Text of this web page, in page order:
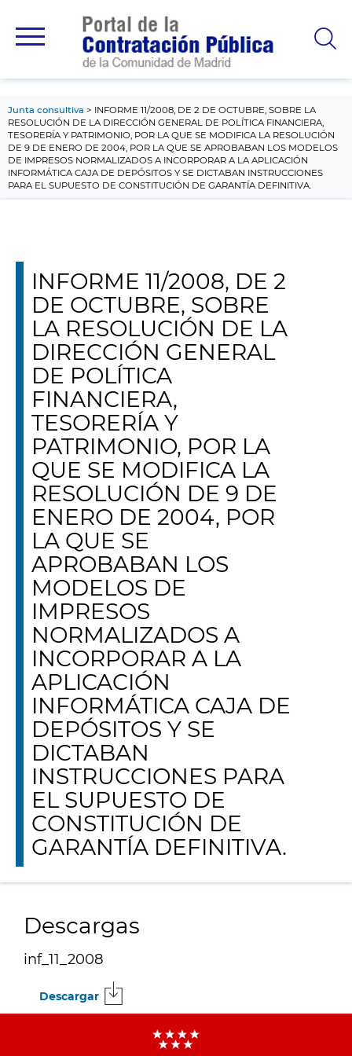
principal
Junta consultiva
INFORME 11/2008, DE 2 DE OCTUBRE, SOBRE LA
RESOLUCIÓN DE LA DIRECCIÓN GENERAL DE POLÍTICA FINANCIERA,
TESORERÍA Y PATRIMONIO, POR LA QUE SE MODIFICA LA RESOLUCIÓN
DE 9 DE ENERO DE 2004, POR LA QUE SE APROBABAN LOS MODELOS
DE IMPRESOS NORMALIZADOS A INCORPORAR A LA APLICACIÓN
INFORMÁTICA CAJA DE DEPÓSITOS Y SE DICTABAN INSTRUCCIONES
PARA EL SUPUESTO DE CONSTITUCIÓN DE GARANTÍA DEFINITIVA.
INFORME 11/2008, DE 2
DE OCTUBRE, SOBRE
LA RESOLUCIÓN DE LA
DIRECCIÓN GENERAL
DE POLÍTICA
FINANCIERA,
TESORERÍA Y
PATRIMONIO, POR LA
QUE SE MODIFICA LA
RESOLUCIÓN DE 9 DE
ENERO DE 2004, POR
LA QUE SE
APROBABAN LOS
MODELOS DE
IMPRESOS
NORMALIZADOS A
INCORPORAR A LA
APLICACIÓN
INFORMÁTICA CAJA DE
DEPÓSITOS Y SE
DICTABAN
INSTRUCCIONES PARA
EL SUPUESTO DE
CONSTITUCIÓN DE
GARANTÍA DEFINITIVA.
Descargas
inf_11_2008
Descargar